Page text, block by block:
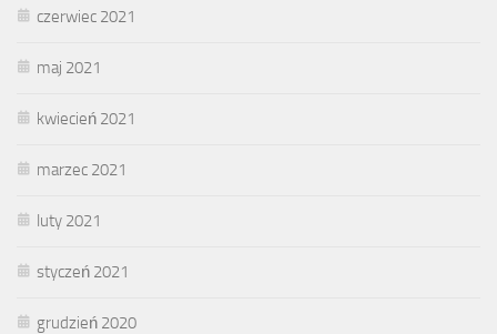
czerwiec 2021
maj 2021
kwiecień 2021
marzec 2021
luty 2021
styczeń 2021
grudzień 2020